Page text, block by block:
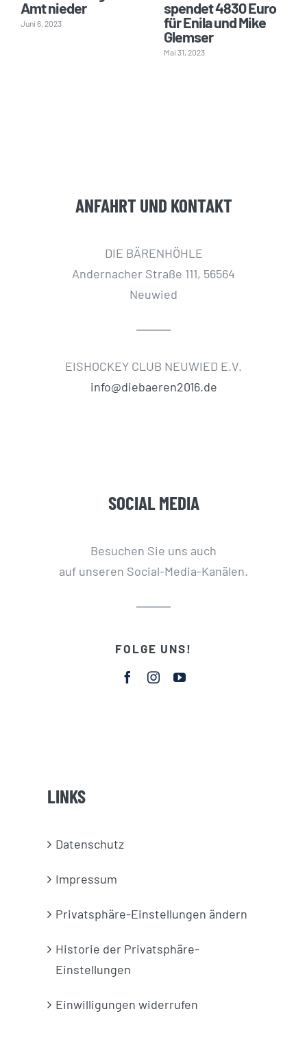
Amt nieder
Juni 6, 2023
spendet 4830 Euro
für Enila und Mike
Glemser
Mai 31, 2023
ANFAHRT UND KONTAKT
DIE BÄRENHÖHLE
Andernacher Straße 111, 56564
Neuwied
EISHOCKEY CLUB NEUWIED E.V.
info@diebaeren2016.de
SOCIAL MEDIA
Besuchen Sie uns auch
auf unseren Social-Media-Kanälen.
FOLGE UNS!
LINKS
Datenschutz
Impressum
Privatsphäre-Einstellungen ändern
Historie der Privatsphäre-
Einstellungen
Einwilligungen widerrufen